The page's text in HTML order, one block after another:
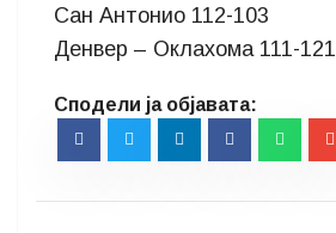
Сан Антонио 112-103
Денвер – Оклахома 111-121